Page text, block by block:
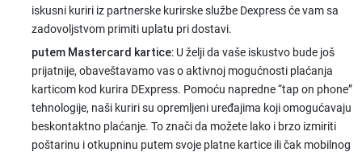
iskusni kuriri iz partnerske kurirske službe Dexpress će vam sa
zadovoljstvom primiti uplatu pri dostavi.
putem Mastercard kartice: U želji da vaše iskustvo bude još
prijatnije, obaveštavamo vas o aktivnoj mogućnosti plaćanja
karticom kod kurira DExpress. Pomoću napredne “tap on phone”
tehnologije, naši kuriri su opremljeni uređajima koji omogućavaju
beskontaktno plaćanje. To znači da možete lako i brzo izmiriti
poštarinu i otkupninu putem svoje platne kartice ili čak mobilnog